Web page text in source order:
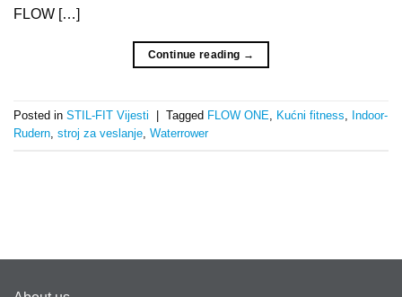
FLOW […]
Continue reading →
Posted in STIL-FIT Vijesti Tagged FLOW ONE Kućni fitness
Indoor-
Rudern stroj za veslanje Waterrower